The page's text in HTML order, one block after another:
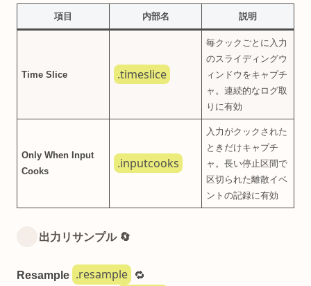
項目 内部名 説明
Time Slice .timeslice
毎クックごとに入力
のスライディングウ
ィンドウをキャプチ
ャ。連続的なログ取
りに有効
Only When Input
Cooks
.inputcooks
入力がクックされた
ときだけキャプチ
ャ。長い停止区間で
区切られた離散イベ
ントの記録に有効
出力リサンプル 🔄
Resample .resample
🔁